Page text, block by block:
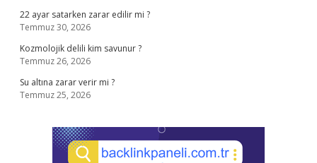
22 ayar satarken zarar edilir mi ?
Temmuz 30, 2026
Kozmolojik delili kim savunur ?
Temmuz 26, 2026
Su altına zarar verir mi ?
Temmuz 25, 2026